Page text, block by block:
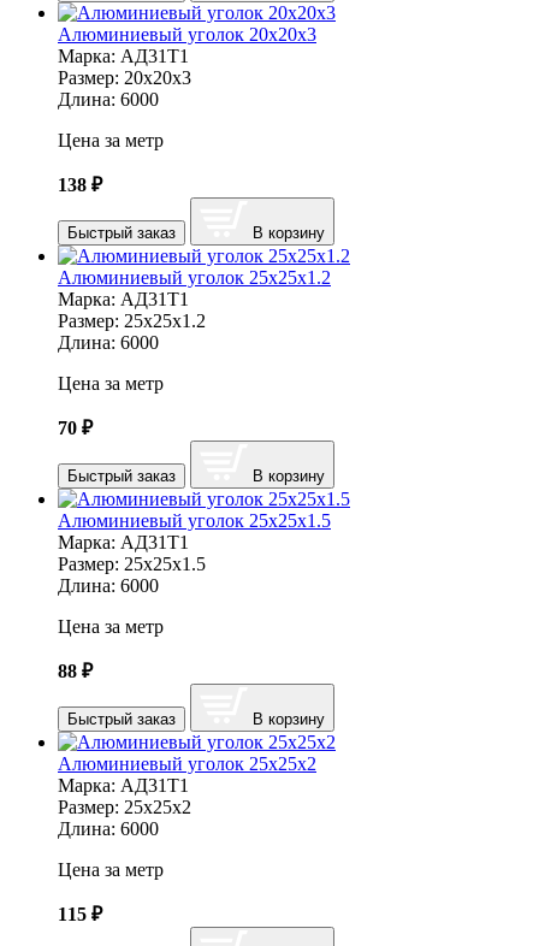
Алюминиевый уголок 20х20х3
Марка: АД31Т1
Размер: 20х20х3
Длина: 6000
Цена за метр
138 ₽
Быстрый заказ В корзину
Алюминиевый уголок 25х25х1.2
Марка: АД31Т1
Размер: 25х25х1.2
Длина: 6000
Цена за метр
70 ₽
Быстрый заказ В корзину
Алюминиевый уголок 25х25х1.5
Марка: АД31Т1
Размер: 25х25х1.5
Длина: 6000
Цена за метр
88 ₽
Быстрый заказ В корзину
Алюминиевый уголок 25х25х2
Марка: АД31Т1
Размер: 25х25х2
Длина: 6000
Цена за метр
115 ₽